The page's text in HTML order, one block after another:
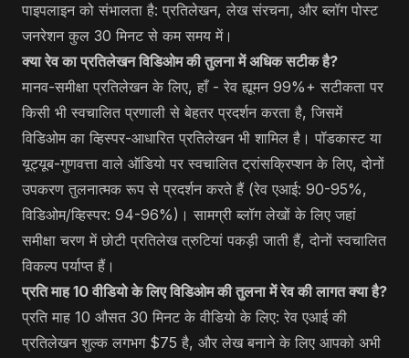
पाइपलाइन को संभालता है: प्रतिलेखन, लेख संरचना, और ब्लॉग पोस्ट
जनरेशन कुल 30 मिनट से कम समय में।
क्या रेव का प्रतिलेखन विडिओम की तुलना में अधिक सटीक है?
मानव-समीक्षा प्रतिलेखन के लिए, हाँ - रेव ह्यूमन 99%+ सटीकता पर
किसी भी स्वचालित प्रणाली से बेहतर प्रदर्शन करता है, जिसमें
विडिओम का व्हिस्पर-आधारित प्रतिलेखन भी शामिल है। पॉडकास्ट या
यूट्यूब-गुणवत्ता वाले ऑडियो पर स्वचालित ट्रांसक्रिप्शन के लिए, दोनों
उपकरण तुलनात्मक रूप से प्रदर्शन करते हैं (रेव एआई: 90-95%,
विडिओम/व्हिस्पर: 94-96%)। सामग्री ब्लॉग लेखों के लिए जहां
समीक्षा चरण में छोटी प्रतिलेख त्रुटियां पकड़ी जाती हैं, दोनों स्वचालित
विकल्प पर्याप्त हैं।
प्रति माह 10 वीडियो के लिए विडिओम की तुलना में रेव की लागत क्या है?
प्रति माह 10 औसत 30 मिनट के वीडियो के लिए: रेव एआई की
प्रतिलेखन शुल्क लगभग $75 है, और लेख बनाने के लिए आपको अभी